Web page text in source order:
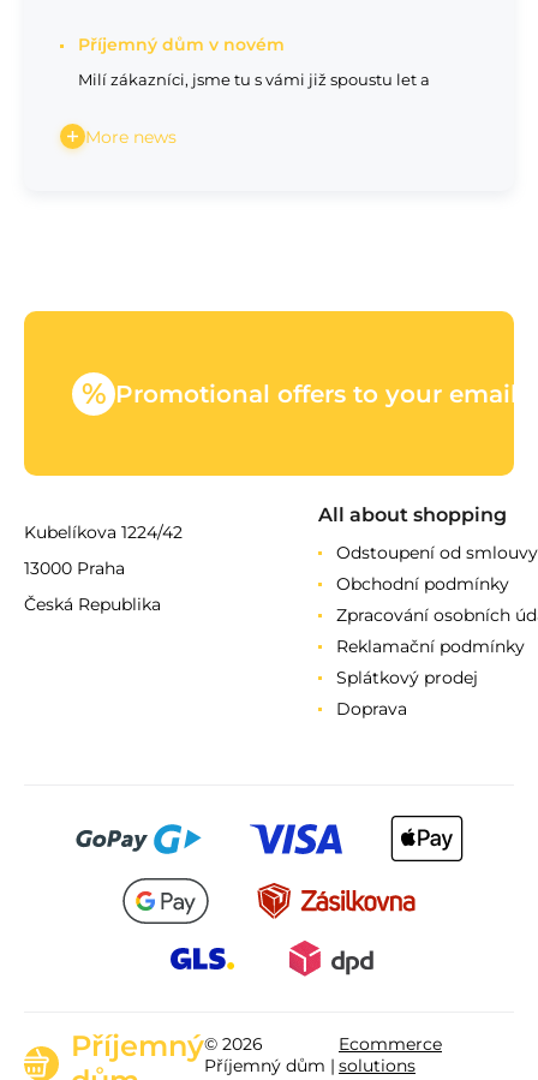
Příjemný dům v novém
Milí zákazníci, jsme tu s vámi již spoustu let a
More news
% Promotional offers to your email
Kubelíkova 1224/42
13000 Praha
Česká Republika
All about shopping
Odstoupení od smlouvy
Obchodní podmínky
Zpracování osobních
Reklamační podmínky
Splátkový prodej
Doprava
Příjemný© 2026
Příjemný dům |
Ecommerce
solutions